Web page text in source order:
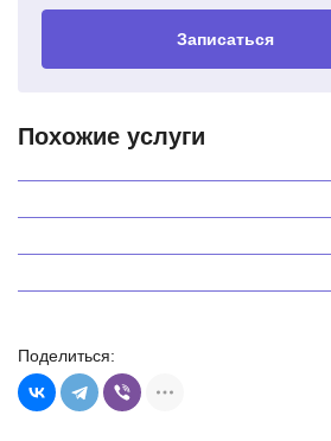
Записаться
Похожие услуги
Замена стартера
Поделиться: